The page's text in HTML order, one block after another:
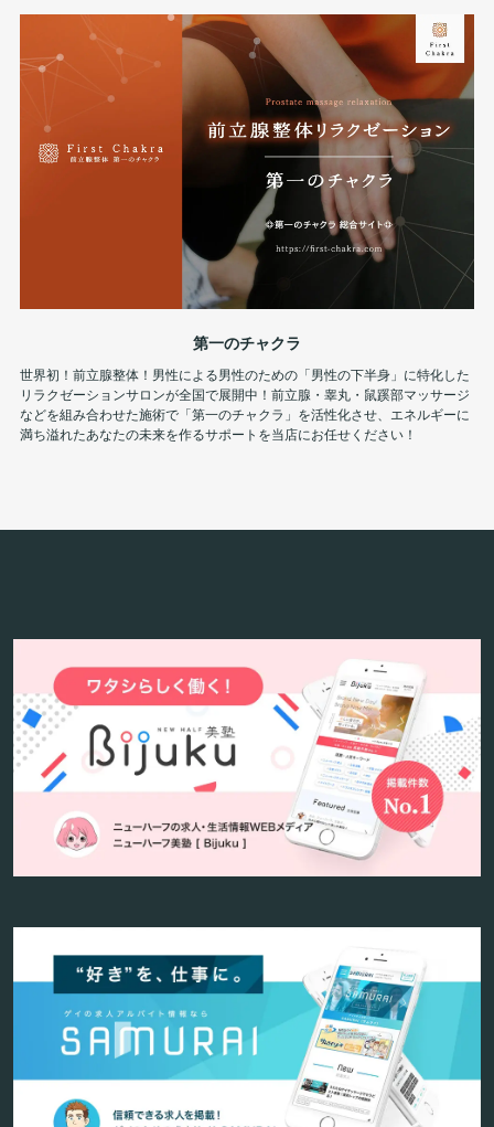
第一のチャクラ
世界初！前立腺整体！男性による男性のための「男性の下半身」に特化した
リラクゼーションサロンが全国で展開中！前立腺・睾丸・鼠蹊部マッサージ
などを組み合わせた施術で「第一のチャクラ」を活性化させ、エネルギーに
満ち溢れたあなたの未来を作るサポートを当店にお任せください！